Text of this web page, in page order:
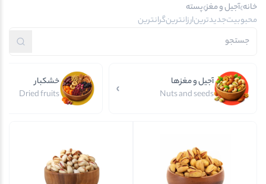
خانه آجیل و مغز پسته
محبوبیتجدیدترینارزانترینگرانترین
آجیل و مغزها
Nuts and seeds
خشکبار
Dried fruits